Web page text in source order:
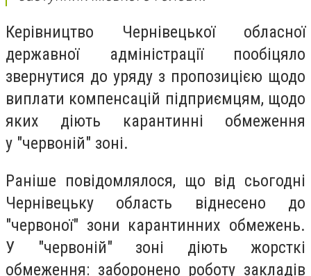
Керівництво Чернівецької обласної
державної адміністрації пообіцяло
звернутися до уряду з пропозицією щодо
виплати компенсацій підприємцям, щодо
яких діють карантинні обмеження
у "червоній" зоні.
Раніше повідомлялося, що від сьогодні
Чернівецьку область віднесено до
"червоної" зони карантинних обмежень.
У "червоній" зоні діють жорсткі
обмеження: заборонено роботу закладів